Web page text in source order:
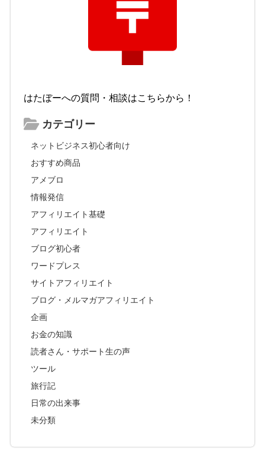
はたぼーへの質問・相談はこちらから！
カテゴリー
ネットビジネス初心者向け
おすすめ商品
アメブロ
情報発信
アフィリエイト基礎
アフィリエイト
ブログ初心者
ワードプレス
サイトアフィリエイト
ブログ・メルマガアフィリエイト
企画
お金の知識
読者さん・サポート生の声
ツール
旅行記
日常の出来事
未分類